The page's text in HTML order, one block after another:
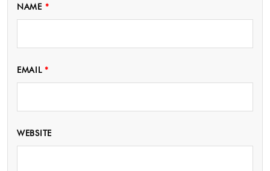
NAME *
EMAIL*
WEBSITE